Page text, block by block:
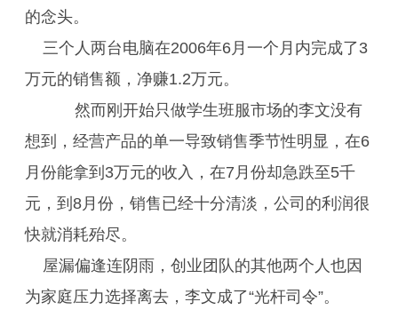
的念头。
三个人两台电脑在2006年6月一个月内完成了3
万元的销售额，净赚1.2万元。
然而刚开始只做学生班服市场的李文没有
想到，经营产品的单一导致销售季节性明显，在6
月份能拿到3万元的收入，在7月份却急跌至5千
元，到8月份，销售已经十分清淡，公司的利润很
快就消耗殆尽。
屋漏偏逢连阴雨，创业团队的其他两个人也因
为家庭压力选择离去，李文成了“光杆司令”。